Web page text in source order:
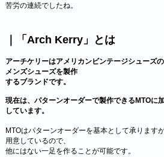
苦労の連続でしたね。
｜「Arch Kerry」とは
アーチケリーはアメリカンビンテージシューズ
メンズシューズを製作
するブランドです。
現在は、パターンオーダーで製作できるMTOに
しています。
MTOはパターンオーダーを基本として承ります
用意しているので、
他にはない一足を作ることが可能です。